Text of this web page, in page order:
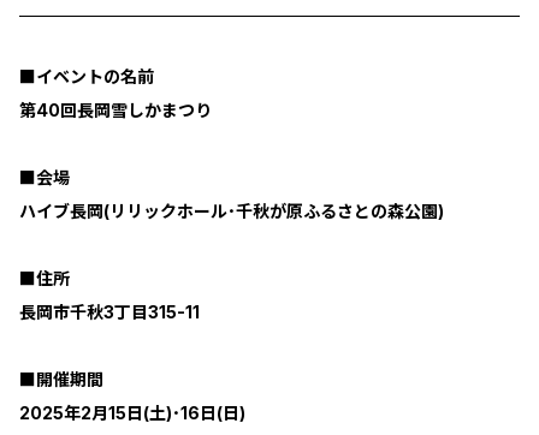
■イベントの名前
第40回長岡雪しかまつり
■会場
ハイブ長岡(リリックホール･千秋が原ふるさとの森公園)
■住所
長岡市千秋3丁目315-11
■開催期間
2025年2月15日(土)･16日(日)